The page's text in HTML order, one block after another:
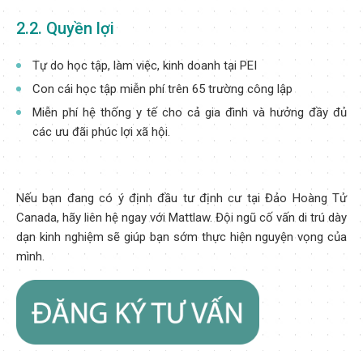
2.2. Quyền lợi
Tự do học tập, làm việc, kinh doanh tại PEI
Con cái học tập miễn phí trên 65 trường công lập
Miễn phí hệ thống y tế cho cả gia đình và hưởng đầy đủ
các ưu đãi phúc lợi xã hội.
Nếu bạn đang có ý định đầu tư định cư tại Đảo Hoàng Tử
Canada, hãy liên hệ ngay với Mattlaw. Đội ngũ cố vấn di trú dày
dạn kinh nghiệm sẽ giúp bạn sớm thực hiện nguyện vọng của
mình.